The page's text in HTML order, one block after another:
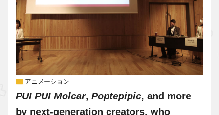
アニメーション
PUI PUI Molcar, Poptepipic, and more
by next-generation creators, who